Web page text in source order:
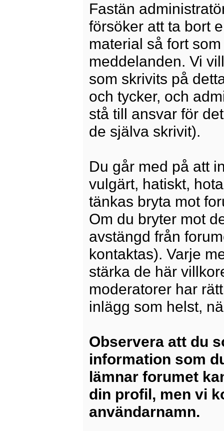
Fastän
försöker att ta bort
material så fort
meddelanden. Vi
som skrivits på
och tycker, och
stå till ansvar för
de själva skrivit).
Du går med på att
vulgärt, hatiskt,
tänkas bryta mot
Om du bryter mot
avstängd från
kontaktas). Varje
stärka de här
moderatorer har
inlägg som helst,
Observera att du
information som
lämnar forumet
din profil, men vi
användarnamn.